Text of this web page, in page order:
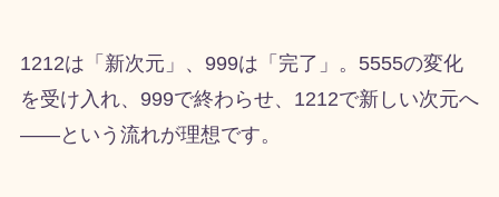
1212は「新次元」、999は「完了」。5555の変化
を受け入れ、999で終わらせ、1212で新しい次元へ
——という流れが理想です。